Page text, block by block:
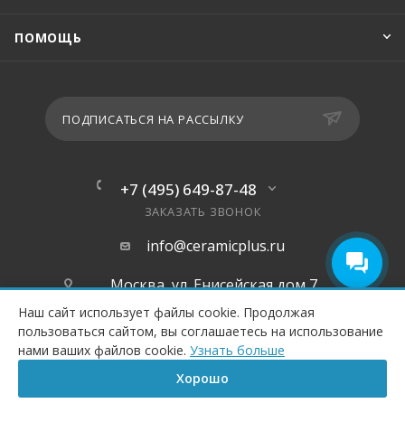
КУПИТЬ
ПОМОЩЬ
ПОДПИСАТЬСЯ НА РАССЫЛКУ
+7 (495) 649-87-48
ЗАКАЗАТЬ ЗВОНОК
info@ceramicplus.ru
Москва, ул. Енисейская дом 7,
корпус 3
Наш сайт использует файлы cookie. Продолжая
пользоваться сайтом, вы соглашаетесь на использование
нами ваших файлов cookie. Узнать больше
Хорошо
Главная Корзина Сравнение Каталог Контакты